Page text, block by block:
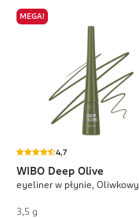
MEGA!
4,7
WIBO Deep Olive
eyeliner w płynie, Oliwkowy
3,5 g